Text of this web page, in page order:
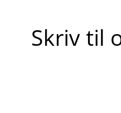
Skriv til